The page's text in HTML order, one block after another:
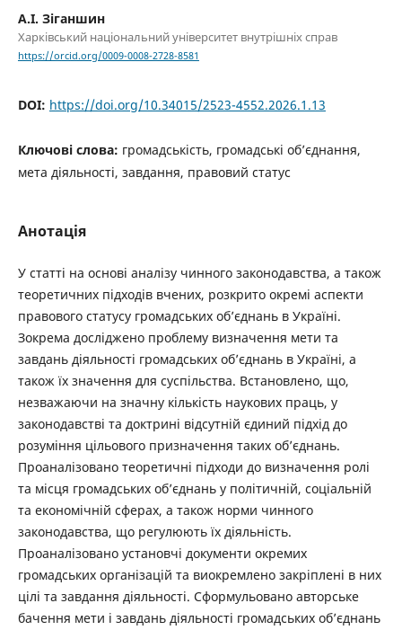
А.І. Зіганшин
Харківський національний університет внутрішніх справ
https://orcid.org/0009-0008-2728-8581
DOI: https://doi.org/10.34015/2523-4552.2026.1.13
Ключові слова: громадськість, громадські об’єднання,
мета діяльності, завдання, правовий статус
Анотація
У статті на основі аналізу чинного законодавства, а також
теоретичних підходів вчених, розкрито окремі аспекти
правового статусу громадських об’єднань в Україні.
Зокрема досліджено проблему визначення мети та
завдань діяльності громадських об’єднань в Україні, а
також їх значення для суспільства. Встановлено, що,
незважаючи на значну кількість наукових праць, у
законодавстві та доктрині відсутній єдиний підхід до
розуміння цільового призначення таких об’єднань.
Проаналізовано теоретичні підходи до визначення ролі
та місця громадських об’єднань у політичній, соціальній
та економічній сферах, а також норми чинного
законодавства, що регулюють їх діяльність.
Проаналізовано установчі документи окремих
громадських організацій та виокремлено закріплені в них
цілі та завдання діяльності. Сформульовано авторське
бачення мети і завдань діяльності громадських об’єднань